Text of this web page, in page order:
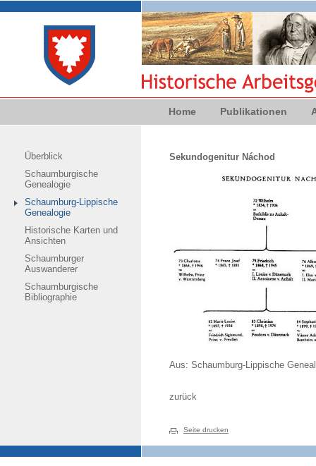
Home Publikationen
Überblick
Schaumburgische
Genealogie
Schaumburg-Lippische
Genealogie
Historische Karten und
Ansichten
Schaumburger
Auswanderer
Schaumburgische
Bibliographie
Sekundogenitur Náchod
Aus: Schaumburg-Lippische
zurück
Seite drucken